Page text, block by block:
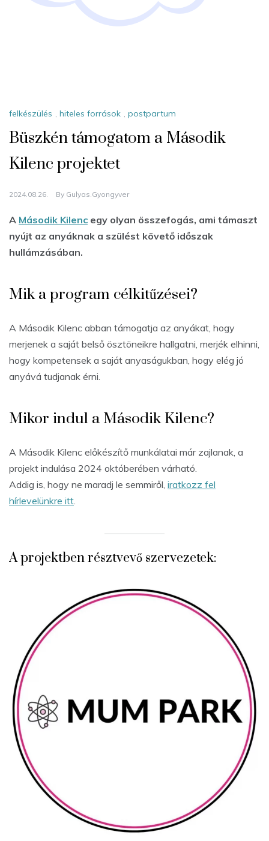
felkészülés , hiteles források , postpartum
Büszkén támogatom a Második
Kilenc projektet
2024.08.26. By Gulyas.gyongyver
A Második Kilenc egy olyan összefogás, ami támaszt
nyújt az anyáknak a szülést követő időszak
hullámzásában.
Mik a program célkitűzései?
A Második Kilenc abban támogatja az anyákat, hogy
merjenek a saját belső ösztöneikre hallgatni, merjék elhinni,
hogy kompetensek a saját anyaságukban, hogy elég jó
anyává tudjanak érni.
Mikor indul a Második Kilenc?
A Második Kilenc előkészítő munkálatai már zajlanak, a
projekt indulása 2024 októberében várható.
Addig is, hogy ne maradj le semmiről, iratkozz fel
hírlevelünkre itt.
A projektben résztvevő szervezetek: